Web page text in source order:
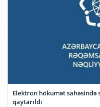
Elektron hökumət
qaytarıldı